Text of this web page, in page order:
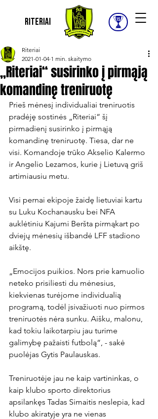
Riteriai
„Riteriai“ susirinko į pirmąją
komandinę treniruotę
Riteriai
2021-01-04 1 min. skaitymo
Prieš mėnesį individualiai treniruotis
pradėję sostinės „Riteriai“ šį
pirmadienį susirinko į pirmąją
komandinę treniruotę. Tiesa, dar ne
visi. Komandoje trūko Akselio Kalermo
ir Angelio Lezamos, kurie į Lietuvą griš
artimiausiu metu.
Visi pernai ekipoje žaidę lietuviai kartu
su Luku Kochanausku bei NFA
auklėtiniu Kajumi Beršta pirmąkart po
dviejų mėnesių išbandė LFF stadiono
aikštę.
„Emocijos puikios. Nors prie kamuolio
neteko prisiliesti du mėnesius,
kiekvienas turėjome individualią
programą, todėl įsivažiuoti nuo pirmos
treniruotės nėra sunku. Aišku, malonu,
kad tokiu laikotarpiu jau turime
galimybę pažaisti futbolą“, - sakė
puolėjas Gytis Paulauskas.
Treniruotėje jau ne kaip vartininkas, o
kaip klubo sporto direktorius
apsilankęs Tadas Simaitis neslepia, kad
klubo akiratyje yra ne vienas